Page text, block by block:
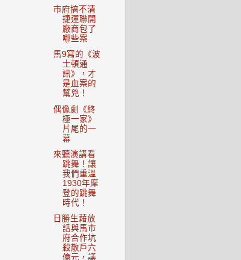
市府搞不清
捷運聯開
廠商包了
哪些案
馬9寫的《波
士頓通
訊》，才
是血案的
幫兇！
偶像劇《終
極一家》
片尾的一
幕
來聽演講看
跳舞！讓
我們重溫
1930年摩
登的跳舞
時代！
日勝生藉放
話與馬市
府合作坑
殺散戶六
億元，議